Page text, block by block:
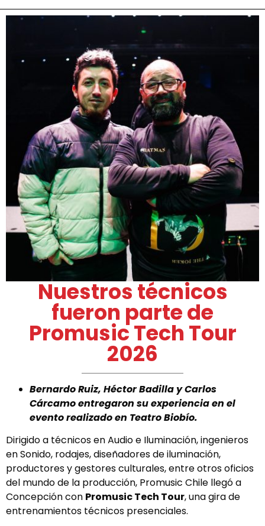
Nuestros técnicos
fueron parte de
Promusic Tech Tour
2026
Bernardo Ruiz, Héctor Badilla y Carlos
Cárcamo entregaron su experiencia en el
evento realizado en Teatro Biobío.
Dirigido a técnicos en Audio e Iluminación, ingenieros
en Sonido, rodajes, diseñadores de iluminación,
productores y gestores culturales, entre otros oficios
del mundo de la producción, Promusic Chile llegó a
Concepción con Promusic Tech Tour, una gira de
entrenamientos técnicos presenciales.